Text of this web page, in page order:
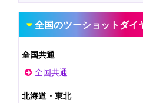
全国のツーショットダイ
全国共通
全国共通
北海道・東北